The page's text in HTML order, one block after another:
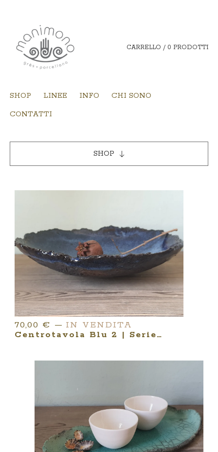
SHOP LINEE INFO
CHI SONO
CONTATTI
CARRELLO / 0 PRODOTTI
SHOP
70,00 € — IN VENDITA
Centrotavola Blu 2 | Serie NOIRBLEU